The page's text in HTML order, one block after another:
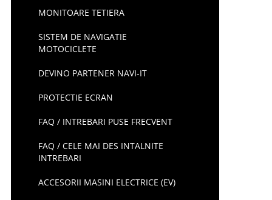
MONITOARE TETIERA
SISTEM DE NAVIGATIE
MOTOCICLETE
DEVINO PARTENER NAVI-IT
PROTECTIE ECRAN
FAQ / INTREBARI PUSE FRECVENT
FAQ / CELE MAI DES INTALNITE
INTREBARI
ACCESORII MASINI ELECTRICE (EV)